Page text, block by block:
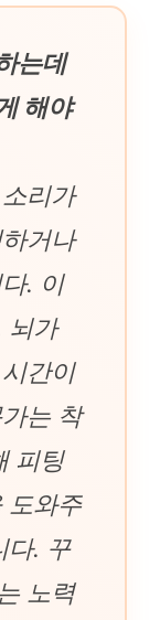
는데
해야
리가
거나
. 이
뇌가
간이
는 착
피팅
도와주
다. 꾸
노력